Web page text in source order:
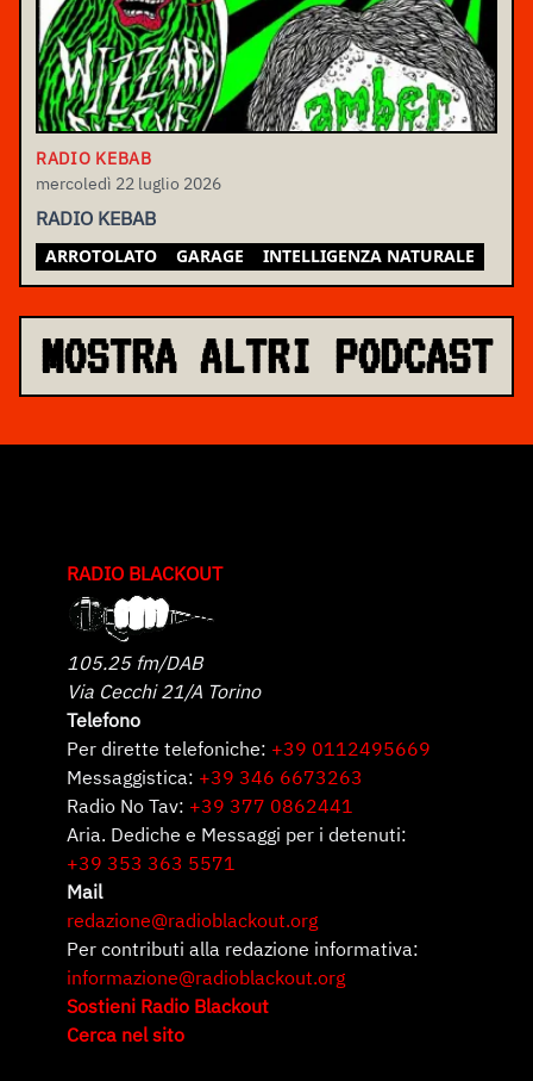
RADIO KEBAB
mercoledì 22 luglio 2026
RADIO KEBAB
ARROTOLATO GARAGE INTELLIGENZA NATURALE
MOSTRA ALTRI PODCAST
RADIO BLACKOUT
105.25 fm/DAB
Via Cecchi 21/A Torino
Telefono
Per dirette telefoniche: +39 0112495669
Messaggistica: +39 346 6673263
Radio No Tav: +39 377 0862441
Aria. Dediche e Messaggi per i detenuti:
+39 353 363 5571
Mail
redazione@radioblackout.org
Per contributi alla redazione informativa:
informazione@radioblackout.org
Sostieni Radio Blackout
Cerca nel sito